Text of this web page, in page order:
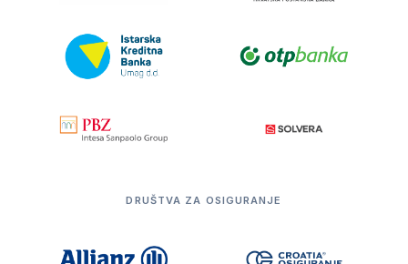
DRUŠTVA ZA OSIGURANJE